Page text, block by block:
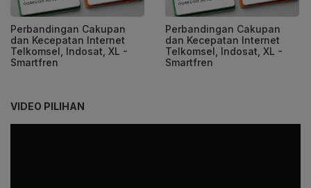
Perbandingan Cakupan
dan Kecepatan Internet
Telkomsel, Indosat, XL -
Smartfren
Perbandingan Cakupan
dan Kecepatan Internet
Telkomsel, Indosat, XL -
Smartfren
VIDEO PILIHAN